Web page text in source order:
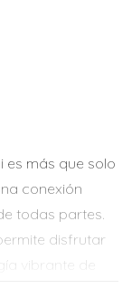
es más que solo
conexión
todas partes.
disfrutar
vibrante de